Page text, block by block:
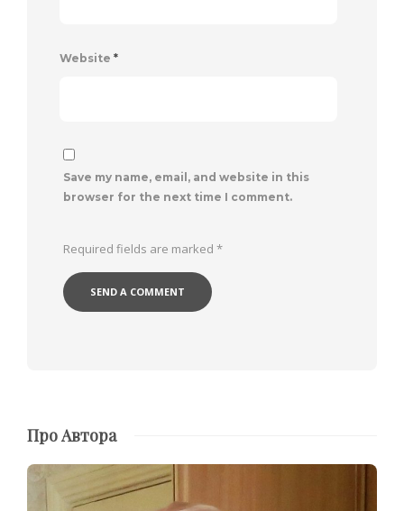
Website *
Save my name, email, and website in this
browser for the next time I comment.
Required fields are marked *
Про Автора